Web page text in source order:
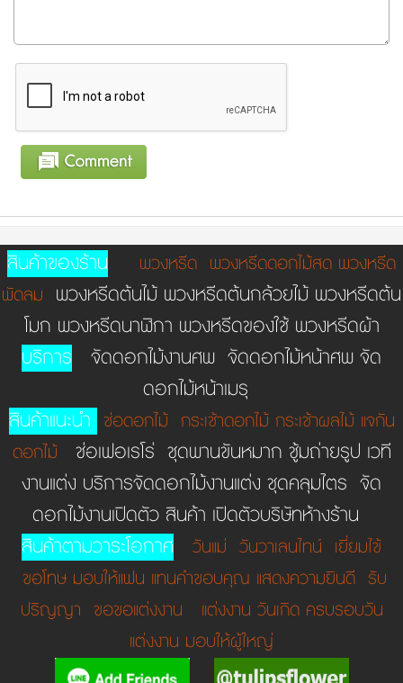
สินค้าของร้าน พวงหรีด พวงหรีดดอกไม้สด พวงหรีด
พัดลม พวงหรีดต้นไม้ พวงหรีดต้นกล้วยไม้ พวงหรีดต้น
โมก พวงหรีดนาฬิกา พวงหรีดของใช้ พวงหรีดผ้า
บริการ จัดดอกไม้งานศพ จัดดอกไม้หน้าศพ จัด
ดอกไม้หน้าเมรุ
สินค้าแนะนำ ช่อดอกไม้ กระเช้าดอกไม้ กระเช้าผลไม้ แจกัน
ดอกไม้
ช่อเฟอเรโร่ ชุดพานขันหมาก ชู้มถ่ายรูป เวที
งานแต่ง บริการจัดดอกไม้งานแต่ง ชุดคลุมไตร จัด
ดอกไม้งานเปิดตัว สินค้า เปิดตัวบริษัทห้างร้าน
สินค้าตามวาระโอกาศ
วันแม่ วันวาเลนไทน์ เยี่ยมไข้
ขอโทษ มอบให้แฟน แทนคำขอบคุณ แสดงความยินดี รับ
ปริญญา ขอขอแต่งงาน แต่งงาน วันเกิด ครบรอบวัน
แต่งงาน มอบให้ผู้ใหญ่